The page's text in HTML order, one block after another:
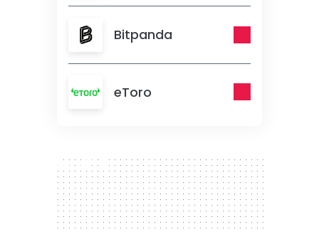
Bitpanda
eToro
300 x 250